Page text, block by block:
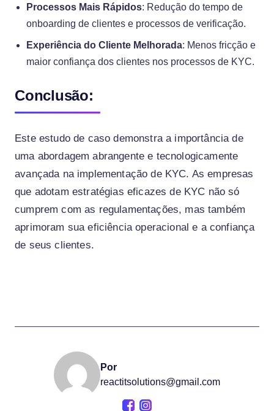
Processos Mais Rápidos: Redução do tempo de
onboarding de clientes e processos de verificação.
Experiência do Cliente Melhorada: Menos fricção e
maior confiança dos clientes nos processos de KYC.
Conclusão:
Este estudo de caso demonstra a importância de
uma abordagem abrangente e tecnologicamente
avançada na implementação de KYC. As empresas
que adotam estratégias eficazes de KYC não só
cumprem com as regulamentações, mas também
aprimoram sua eficiência operacional e a confiança
de seus clientes.
Por
reactitsolutions@gmail.com